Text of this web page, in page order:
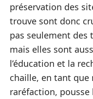
préservation des
trouve sont donc
pas seulement des
mais elles sont
l’éducation et la
chaille, en tant que
raréfaction, pousse